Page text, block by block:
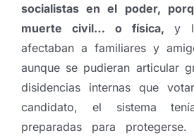
socialistas en el poder,
muerte civil… o física,y
afectaban a familiares y
aunque se pudieran articular
disidencias internas que
candidato, el sistema
preparadas para